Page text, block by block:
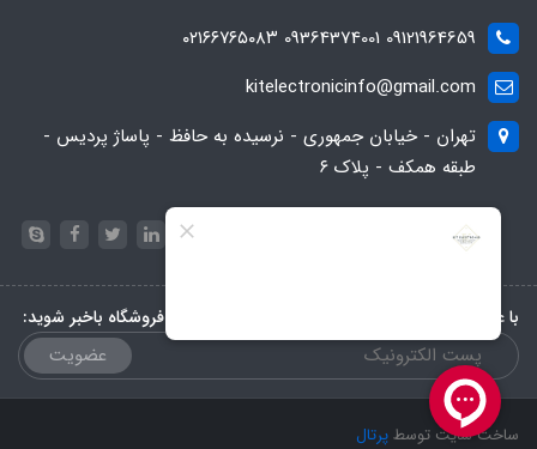
09121964659 09364374001 ۰۲۱۶۶۷۶۵۰۸۳
kitelectronicinfo@gmail.com
تهران - خیابان جمهوری - نرسیده به حافظ - پاساژ پردیس -
طبقه همکف - پلاک ۶
با عضویت در خبرنامه، از تخفیف‌ها و جدیدترین‌های فروشگاه باخبر شوید:
عضویت
ساخت سایت توسطپرتال